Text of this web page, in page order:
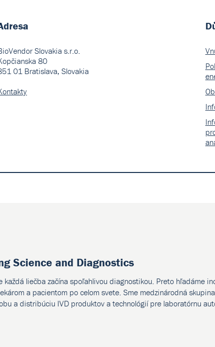
Slovakia s.r.o.
80
01 Bratislava, Slovakia
Science and Diagnostics
každá liečba začína spoľahlivou diagnostikou. Preto hľadáme
a pacientom po celom svete. Sme medzinárodná
a distribúciu IVD produktov a technológií pre laboratórnu